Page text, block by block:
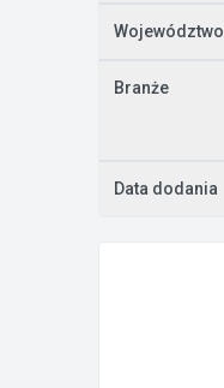
Województwo
Branże
Data dodania